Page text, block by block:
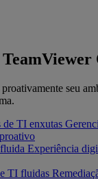
seu
de TI enxutas
Experiência
TI fluidas